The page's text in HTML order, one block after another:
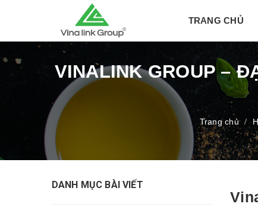
TRANG CHỦ
VINALINK GROUP –
Trang chủ /
DANH MỤC BÀI VIẾT